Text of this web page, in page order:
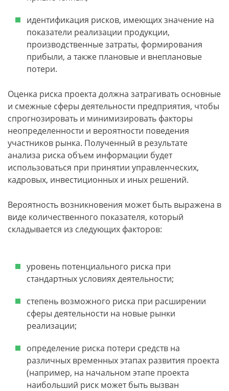
идентификация рисков, имеющих значение на
показатели реализации продукции,
производственные затраты, формирования
прибыли, а также плановые и внеплановые
потери.
Оценка риска проекта должна затрагивать основные
и смежные сферы деятельности предприятия, чтобы
спрогнозировать и минимизировать факторы
неопределенности и вероятности поведения
участников рынка. Полученный в результате
анализа риска объем информации будет
использоваться при принятии управленческих,
кадровых, инвестиционных и иных решений.
Вероятность возникновения может быть выражена в
виде количественного показателя, который
складывается из следующих факторов:
уровень потенциального риска при
стандартных условиях деятельности;
степень возможного риска при расширении
сферы деятельности на новые рынки
реализации;
определение риска потери средств на
различных временных этапах развития проекта
(например, на начальном этапе проекта
наибольший риск может быть вызван